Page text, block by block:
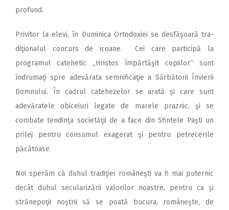
profund.
Privitor la elevi, în Duminica Ortodoxiei se desfăşoară tra-
diţionalul concurs de icoane. Cei care participă la
programul catehetic „Hristos împărtăşit copiilor” sunt
îndrumaţi spre adevărata semnificaţie a Sărbătorii Învierii
Domnului. În cadrul catehezelor se arată şi care sunt
adevăratele obiceiuri legate de marele praznic, şi se
combate tendinţa societăţii de a face din Sfintele Paşti un
prilej pentru consumul exagerat şi pentru petrecerile
păcătoase.
Noi sperăm că duhul tradiţiei româneşti va fi mai puternic
decât duhul secularizării valorilor noastre, pentru ca şi
strănepoţii noştrii să se poată bucura, româneşte, de